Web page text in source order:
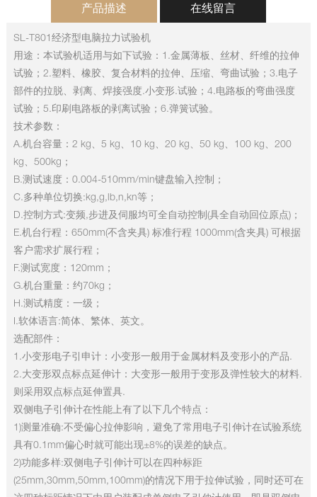
产品描述 在线留言
SL-T801经济型电脑拉力试验机
用途：本试验机适用与如下试验：1.金属薄板、丝材、纤维的拉伸
试验；2.塑料、橡胶、复合材料的拉伸、压缩、弯曲试验；3.电子
部件的拉脱、剥离、焊接强度.小变形.试验；4.电路板的弯曲强度
试验；5.印刷电路板的剥离试验；6.弹簧试验。
技术参数：
A.机台容量：2 kg、5 kg、10 kg、20 kg、50 kg、100 kg、200
kg、500kg；
B.测试速度：0.004-510mm/min键盘输入控制；
C.多种单位切换:kg,g,lb,n,kn等；
D.控制方式:变频,步进及伺服均可全自动控制(具全自动回位原点)；
E.机台行程：650mm(不含夹具) 标准行程 1000mm(含夹具) 可根据
客户需求扩展行程；
F.测试宽度：120mm；
G.机台重量：约70kg；
H.测试精度：一级；
I.软体语言:简体、繁体、英文。
选配部件：
1.小变形电子引申计：小变形一般用于金属材料及变形小的产品.
2.大变形双点标点延伸计：大变形一般用于变形及弹性较大的材料.
则采用双点标点延伸置具.
双侧电子引伸计在性能上有了以下几个特点：
1)测量准确:不受偏心拉伸影响，避免了常用电子引伸计在试验系统
具有0.1mm偏心时就可能出现±8%的误差的缺点。
2)功能多样:双侧电子引伸计可以在四种标距
(25mm,30mm,50mm,100mm)的情况下用于拉伸试验，同时还可在